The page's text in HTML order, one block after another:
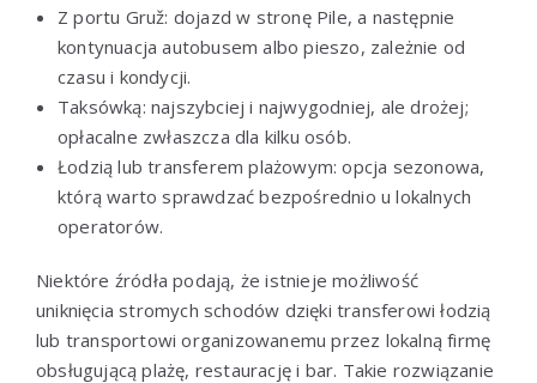
Z portu Gruž: dojazd w stronę Pile, a następnie
kontynuacja autobusem albo pieszo, zależnie od
czasu i kondycji.
Taksówką: najszybciej i najwygodniej, ale drożej;
opłacalne zwłaszcza dla kilku osób.
Łodzią lub transferem plażowym: opcja sezonowa,
którą warto sprawdzać bezpośrednio u lokalnych
operatorów.
Niektóre źródła podają, że istnieje możliwość
uniknięcia stromych schodów dzięki transferowi łodzią
lub transportowi organizowanemu przez lokalną firmę
obsługującą plażę, restaurację i bar. Takie rozwiązanie